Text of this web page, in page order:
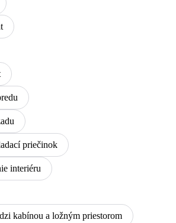
priečinok
interiéru
kabínou a ložným priestorom